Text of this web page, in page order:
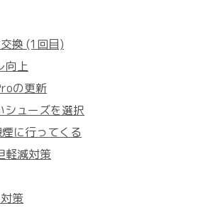
換 (1回目)
向上
の更新
シューズを選択
に行ってくる
軽減対策
策